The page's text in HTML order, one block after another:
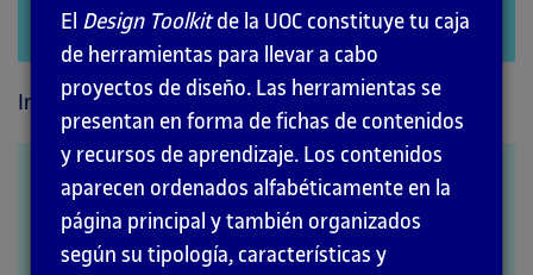
Abrir
Inicio Métodos
Experience map
MÉTODOS
El Design Toolkitde la UOC constituye tu caja
de herramientas para llevar a cabo
proyectos de diseño. Las herramientas se
presentan en forma de fichas de contenidos
y recursos de aprendizaje. Los contenidos
aparecen ordenados alfabéticamente en la
página principal y también organizados
según su tipología, características y